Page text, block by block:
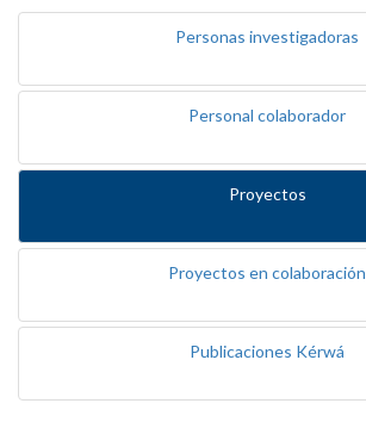
Personas investigadoras
Personal colaborador
Proyectos
Proyectos en colaboración
Publicaciones Kérwá